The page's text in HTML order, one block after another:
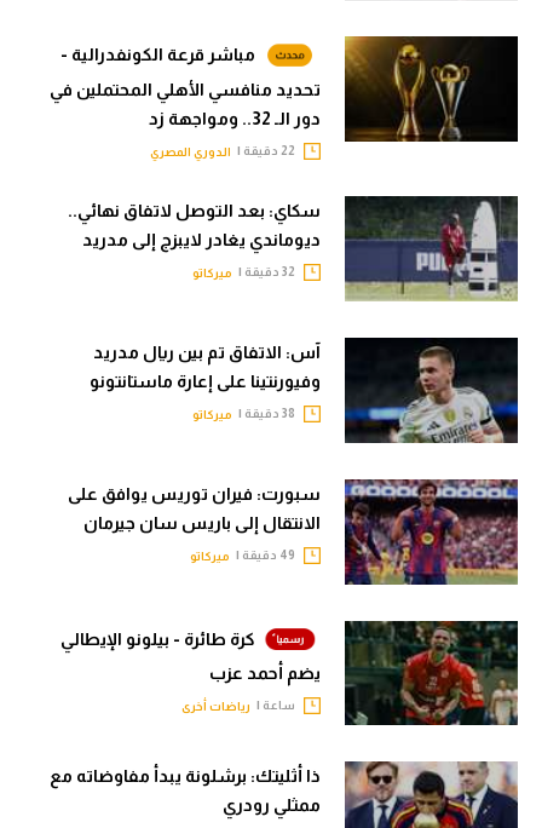
مباشر قرعة الكونفدرالية -
تحديد منافسي الأهلي المحتملين في
دور الـ 32.. ومواجهة زد
الدوري المصري
سكاي: بعد التوصل لاتفاق نهائي..
ديوماندي يغادر لايبزج إلى مدريد
ميركاتو
آس: الاتفاق تم بين ريال مدريد
وفيورنتينا على إعارة ماستانتونو
ميركاتو
سبورت: فيران توريس يوافق على
الانتقال إلى باريس سان جيرمان
ميركاتو
كرة طائرة - بيلونو الإيطالي
يضم أحمد عزب
ساعة | رياضات أخرى
ذا أثليتك: برشلونة يبدأ مفاوضاته مع
ممثلي رودري